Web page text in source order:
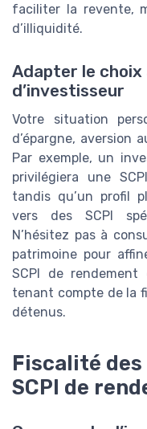
faciliter la revente,
d’illiquidité.
Adapter le choix
d’investisseur
Votre situation
d’épargne, aversion
Par exemple, un
privilégiera une
tandis qu’un profil
vers des SCPI
N’hésitez pas à
patrimoine pour
SCPI de
tenant compte de la
détenus.
Fiscalité des
SCPI de